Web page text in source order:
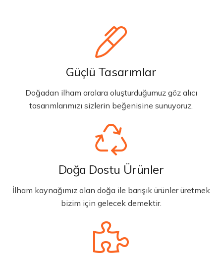
Güçlü Tasarımlar
Doğadan ilham aralara oluşturduğumuz göz alıcı
tasarımlarımızı sizlerin beğenisine sunuyoruz.
Doğa Dostu Ürünler
İlham kaynağımız olan doğa ile barışık ürünler üretmek
bizim için gelecek demektir.